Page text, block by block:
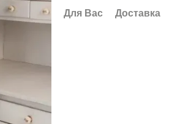
Для Вас
Доставка